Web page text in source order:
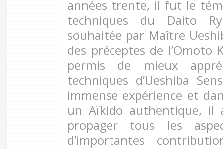
années trente, il fut le
techniques du Daito
souhaitée par Maître
des préceptes de l’Omoto
permis de mieux
techniques d’Ueshiba
immense expérience et
un Aïkido authentique, il
propager tous les
d’importantes